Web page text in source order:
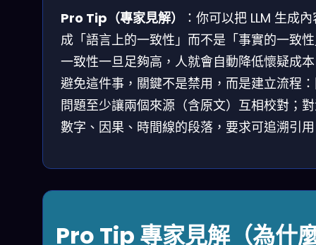
Pro Tip（專家見解）
：你可以把 LLM 生成
成「語言上的一致性」而不是「事實的一致
一致性一旦足夠高，人就會自動降低懷疑成
避免這件事，關鍵不是禁用，而是建立流程
問題至少讓兩個來源（含原文）互相校對；
數字、因果、時間線的段落，要求可追溯引
Pro Tip 專家見解（為什